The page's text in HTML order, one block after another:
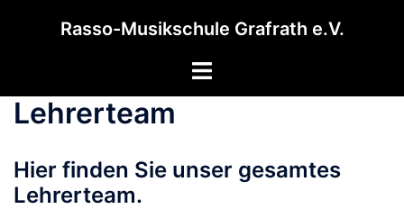
Rasso-Musikschule Grafrath e.V.
Menü
Lehrerteam
Hier finden Sie unser gesamtes
Lehrerteam.